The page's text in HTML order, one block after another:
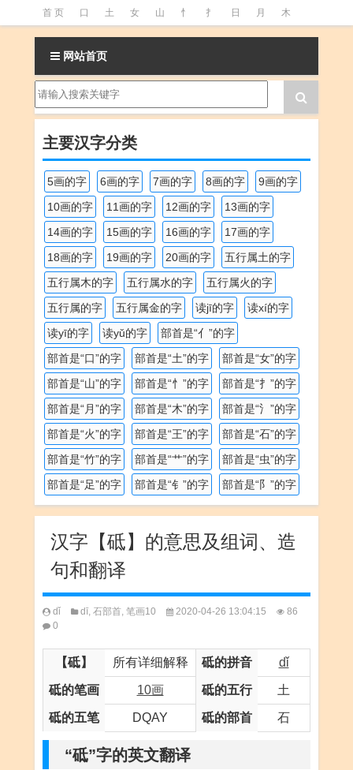
首 页 口 土 女 山 忄 扌 日 月 木
氵 火 王 石 竹 糹 艹 虫 言 足
阝 魚
网站首页
主要汉字分类
5画的字 6画的字 7画的字 8画的字
9画的字
10画的字
11画的字 12画的字
13画的字
14画的字
15画的字 16画的字
17画的字
18画的字
19画的字 20画的字
五行属土的字
五行属木的字
五行属水的字
五行属火的字
五行属的字
五行属金的字 读jī的字
读xí的字
读yī的字
读yǔ的字
部首是“亻”的字
部首是“口”的字
部首是“土”的字
部首是“女”的字
部首是“山”的字
部首是“忄”的字
部首是“扌”的字
部首是“月”的字
部首是“木”的字
部首是“氵”的字
部首是“火”的字
部首是“王”的字
部首是“石”的字
部首是“竹”的字
部首是“艹”的字
部首是“虫”的字
部首是“足”的字
部首是“钅”的字 部首是“阝”的字
汉字【砥】的意思及组词、造
句和翻译
dǐ dī, 石部首, 笔画10 2020-04-26 13:04:15
86
0
【砥】 所有详细解释 砥的拼音 dǐ
砥的笔画 10画 砥的五行 土
砥的五笔 DQAY 砥的部首 石
“砥”字的英文翻译